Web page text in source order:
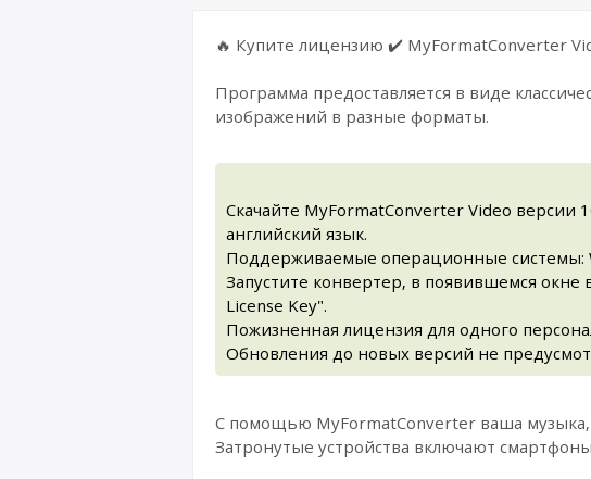
🔥 Купите лицензию ✔️ MyFormatConverter
Программа предоставляется в виде
изображений в разные форматы.
Скачайте MyFormatConverter Video версии
английский язык.
Поддерживаемые операционные системы:
Запустите конвертер, в появившемся
License Key".
Пожизненная лицензия для одного
Обновления до новых версий не
С помощью MyFormatConverter ваша музыка,
Затронутые устройства включают